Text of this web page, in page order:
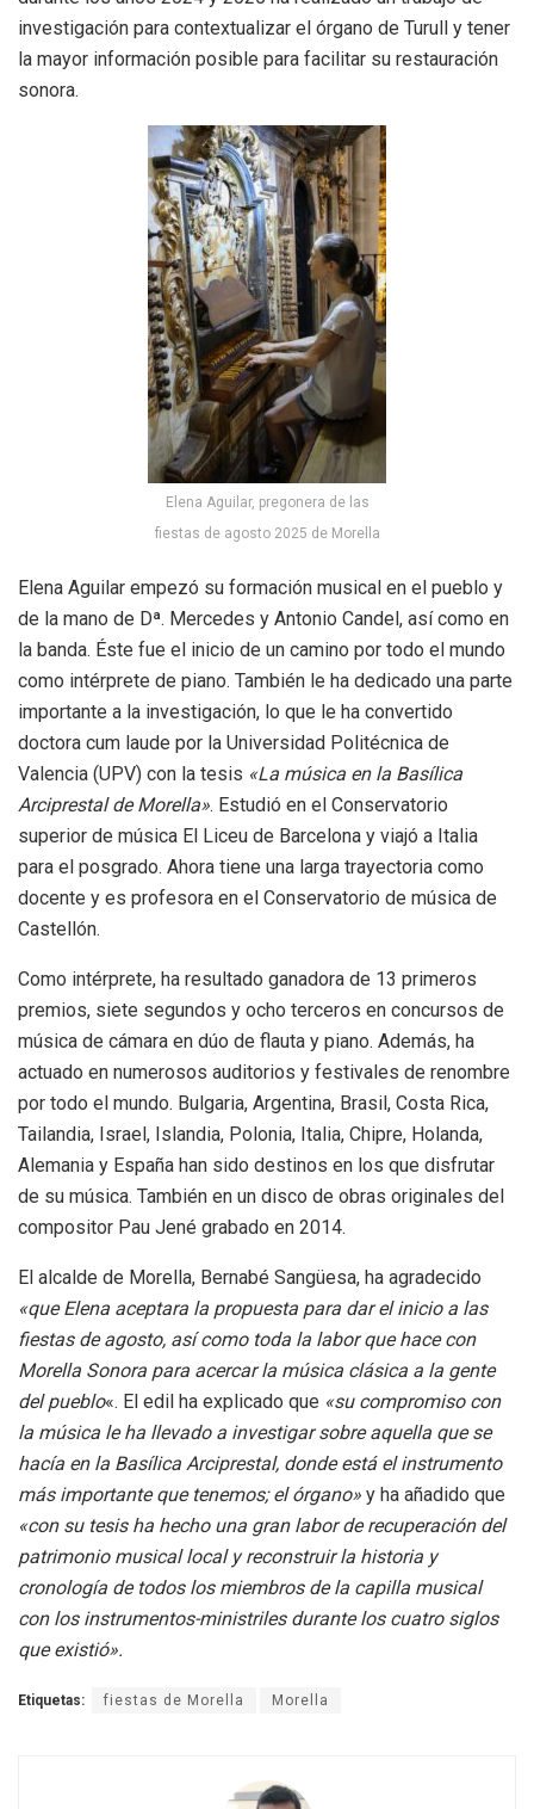
investigación para contextualizar el órgano de Turull y tener
la mayor información posible para facilitar su restauración
sonora.
Elena Aguilar, pregonera de las
fiestas de agosto 2025 de Morella
Elena Aguilar empezó su formación musical en el pueblo y
de la mano de Dª. Mercedes y Antonio Candel, así como en
la banda. Éste fue el inicio de un camino por todo el mundo
como intérprete de piano. También le ha dedicado una parte
importante a la investigación, lo que le ha convertido
doctora cum laude por la Universidad Politécnica de
Valencia (UPV) con la tesis «La música en la Basílica
Arciprestal de Morella». Estudió en el Conservatorio
superior de música El Liceu de Barcelona y viajó a Italia
para el posgrado. Ahora tiene una larga trayectoria como
docente y es profesora en el Conservatorio de música de
Castellón.
Como intérprete, ha resultado ganadora de 13 primeros
premios, siete segundos y ocho terceros en concursos de
música de cámara en dúo de flauta y piano. Además, ha
actuado en numerosos auditorios y festivales de renombre
por todo el mundo. Bulgaria, Argentina, Brasil, Costa Rica,
Tailandia, Israel, Islandia, Polonia, Italia, Chipre, Holanda,
Alemania y España han sido destinos en los que disfrutar
de su música. También en un disco de obras originales del
compositor Pau Jené grabado en 2014.
El alcalde de Morella, Bernabé Sangüesa, ha agradecido
«que Elena aceptara la propuesta para dar el inicio a las
fiestas de agosto, así como toda la labor que hace con
Morella Sonora para acercar la música clásica a la gente
del pueblo«. El edil ha explicado que «su compromiso con
la música le ha llevado a investigar sobre aquella que se
hacía en la Basílica Arciprestal, donde está el instrumento
más importante que tenemos; el órgano» y ha añadido que
«con su tesis ha hecho una gran labor de recuperación del
patrimonio musical local y reconstruir la historia y
cronología de todos los miembros de la capilla musical
con los instrumentos-ministriles durante los cuatro siglos
que existió».
Etiquetas: fiestas de Morella Morella